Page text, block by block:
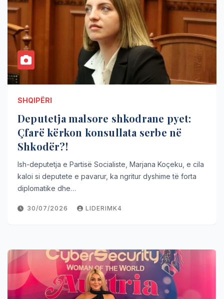
SHQIPËRI
Deputetja malsore shkodrane pyet:
Çfarë kërkon konsullata serbe në
Shkodër?!
Ish-deputetja e Partisë Socialiste, Marjana Koçeku, e cila
kaloi si deputete e pavarur, ka ngritur dyshime të forta
diplomatike dhe…
30/07/2026 LIDERIMK4